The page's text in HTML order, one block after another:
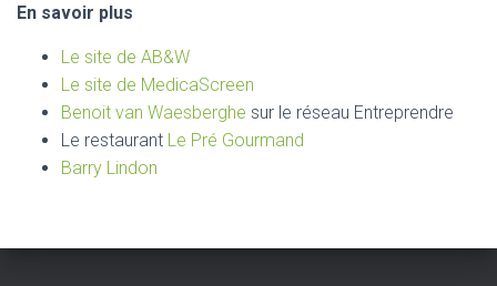
En savoir plus
Le site de AB&W
Le site de MedicaScreen
Benoit van Waesberghe sur le réseau Entreprendre
Le restaurant Le Pré Gourmand
Barry Lindon